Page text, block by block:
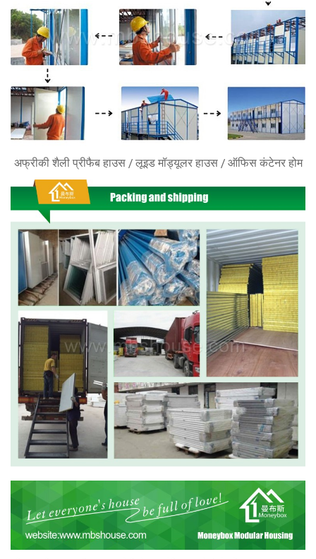
अफ्रीकी शैली प्रीफैब हाउस / लूइड मॉड्यूलर हाउस / ऑफिस कंटेनर होम